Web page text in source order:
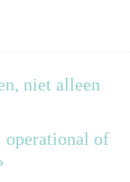
niet alleen
operational of